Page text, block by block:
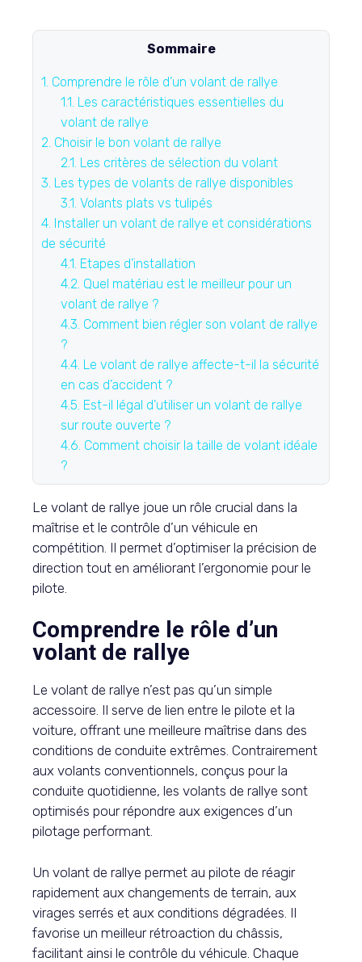
Sommaire
1. Comprendre le rôle d’un volant de rallye
1.1. Les caractéristiques essentielles du
volant de rallye
2. Choisir le bon volant de rallye
2.1. Les critères de sélection du volant
3. Les types de volants de rallye disponibles
3.1. Volants plats vs tulipés
4. Installer un volant de rallye et considérations
de sécurité
4.1. Etapes d’installation
4.2. Quel matériau est le meilleur pour un
volant de rallye ?
4.3. Comment bien régler son volant de rallye
?
4.4. Le volant de rallye affecte-t-il la sécurité
en cas d’accident ?
4.5. Est-il légal d’utiliser un volant de rallye
sur route ouverte ?
4.6. Comment choisir la taille de volant idéale
?
Le volant de rallye joue un rôle crucial dans la
maîtrise et le contrôle d’un véhicule en
compétition. Il permet d’optimiser la précision de
direction tout en améliorant l’ergonomie pour le
pilote.
Comprendre le rôle d’un
volant de rallye
Le volant de rallye n’est pas qu’un simple
accessoire. Il serve de lien entre le pilote et la
voiture, offrant une meilleure maîtrise dans des
conditions de conduite extrêmes. Contrairement
aux volants conventionnels, conçus pour la
conduite quotidienne, les volants de rallye sont
optimisés pour répondre aux exigences d’un
pilotage performant.
Un volant de rallye permet au pilote de réagir
rapidement aux changements de terrain, aux
virages serrés et aux conditions dégradées. Il
favorise un meilleur rétroaction du châssis,
facilitant ainsi le contrôle du véhicule. Chaque